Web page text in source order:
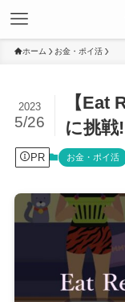
ホーム お金・ポイ活
【Eat
に挑戦
2023
5/26
PR お金・ポイ活